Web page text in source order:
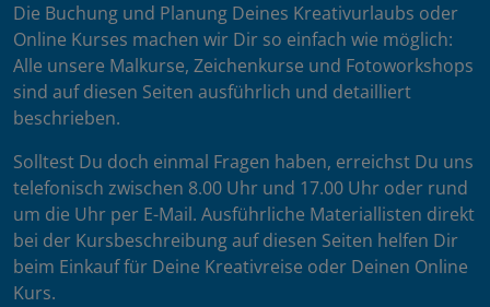
Die Buchung und Planung Deines Kreativurlaubs oder
Online Kurses machen wir Dir so einfach wie möglich:
Alle unsere Malkurse, Zeichenkurse und Fotoworkshops
sind auf diesen Seiten ausführlich und detailliert
beschrieben.
Solltest Du doch einmal Fragen haben, erreichst Du uns
telefonisch zwischen 8.00 Uhr und 17.00 Uhr oder rund
um die Uhr per E-Mail. Ausführliche Materiallisten direkt
bei der Kursbeschreibung auf diesen Seiten helfen Dir
beim Einkauf für Deine Kreativreise oder Deinen Online
Kurs.